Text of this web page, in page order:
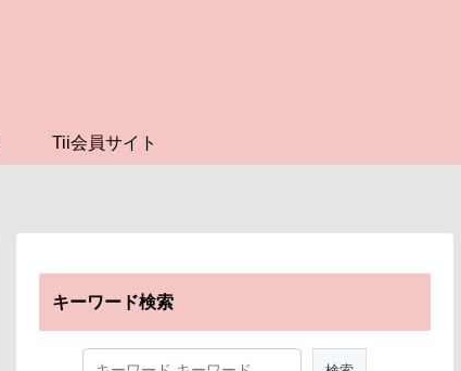
Tii会員サイト
キーワード検索